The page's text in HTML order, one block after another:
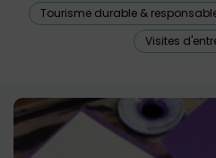
Tourisme durable &
Visites